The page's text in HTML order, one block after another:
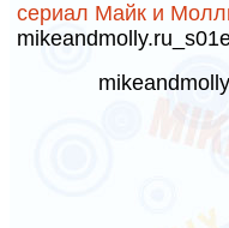
сериал Майк и